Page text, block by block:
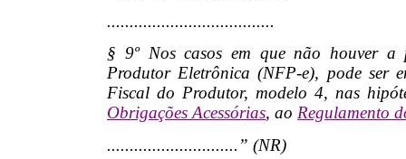
.....................................
§ 9º Nos casos em que não houver a
Produtor Eletrônica (NFP-e), pode ser
Fiscal do Produtor, modelo 4, nas
Obrigações Acessórias, aoRegulamento
.............................” (NR)